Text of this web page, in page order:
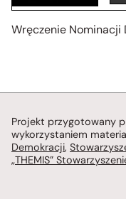
Wręczenie
Projekt przygotowany
wykorzystaniem
Demokracji,
„THEMIS”